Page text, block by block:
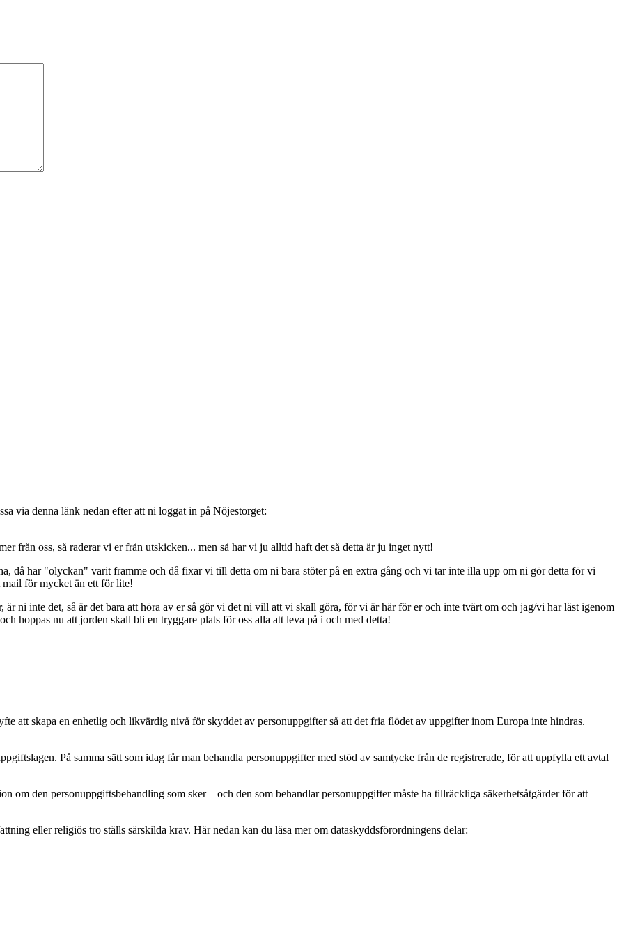
via denna länk nedan efter att ni loggat in på Nöjestorget:
från oss, så raderar vi er från utskicken... men så har vi ju alltid haft det så detta är ju inget nytt!
då har "olyckan" varit framme och då fixar vi till detta om ni bara stöter på en extra gång och vi tar inte illa upp om ni gör detta för vi
mail för mycket än ett för lite!
är ni inte det, så är det bara att höra av er så gör vi det ni vill att vi skall göra, för vi är här för er och inte tvärt om och jag/vi har läst igenom
hoppas nu att jorden skall bli en tryggare plats för oss alla att leva på i och med detta!
att skapa en enhetlig och likvärdig nivå för skyddet av personuppgifter så att det fria flödet av uppgifter inom Europa inte hindras.
På samma sätt som idag får man behandla personuppgifter med stöd av samtycke från de registrerade, för att uppfylla ett avtal
om den personuppgiftsbehandling som sker – och den som behandlar personuppgifter måste ha tillräckliga säkerhetsåtgärder för att
eller religiös tro ställs särskilda krav. Här nedan kan du läsa mer om dataskyddsförordningens delar: